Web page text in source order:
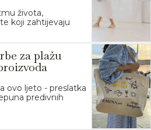
života,
koji zahtijevaju
za plažu
ovo ljeto - preslatka
predivnih